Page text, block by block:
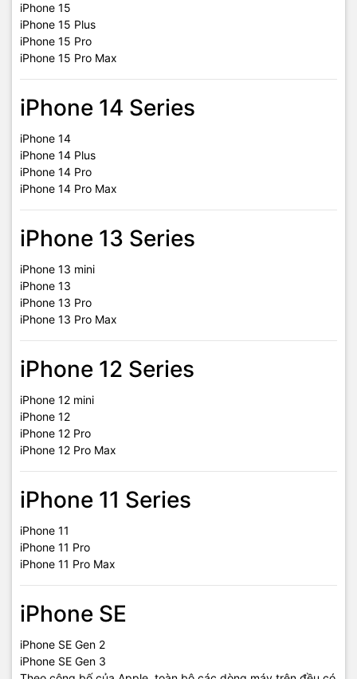
iPhone 15
iPhone 15 Plus
iPhone 15 Pro
iPhone 15 Pro Max
iPhone 14 Series
iPhone 14
iPhone 14 Plus
iPhone 14 Pro
iPhone 14 Pro Max
iPhone 13 Series
iPhone 13 mini
iPhone 13
iPhone 13 Pro
iPhone 13 Pro Max
iPhone 12 Series
iPhone 12 mini
iPhone 12
iPhone 12 Pro
iPhone 12 Pro Max
iPhone 11 Series
iPhone 11
iPhone 11 Pro
iPhone 11 Pro Max
iPhone SE
iPhone SE Gen 2
iPhone SE Gen 3